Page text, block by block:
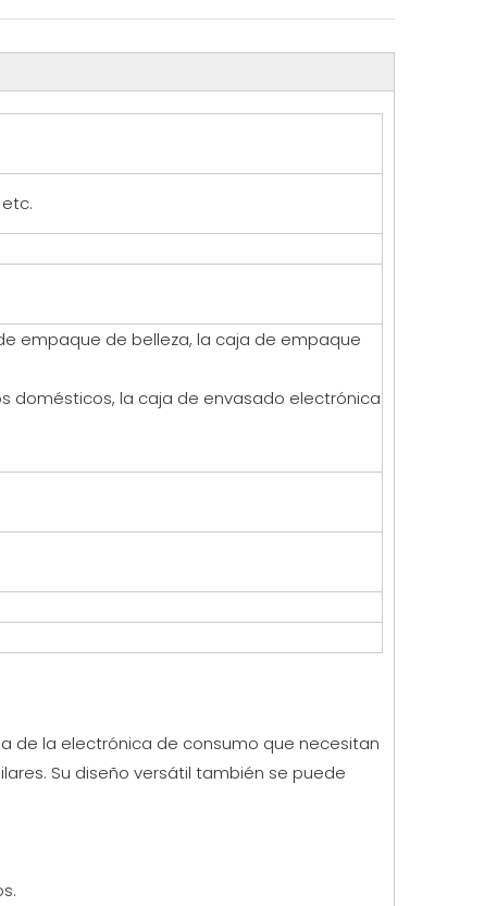
empaque de belleza, la caja de empaque
domésticos, la caja de envasado electrónica
de la electrónica de consumo que necesitan
Su diseño versátil también se puede